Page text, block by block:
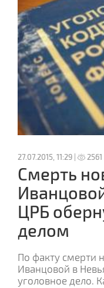
27.07.2015, 11:29 | 2561 |
Смерть
ЦРБ
делом
По факту смерти
Иванцовой в
уголовное дело.